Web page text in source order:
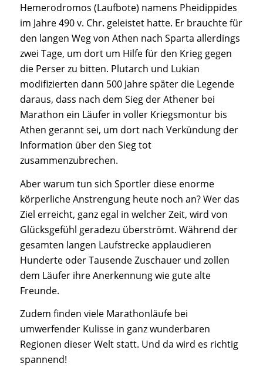
Hemerodromos (Laufbote) namens Pheidippides
im Jahre 490 v. Chr. geleistet hatte. Er brauchte für
den langen Weg von Athen nach Sparta allerdings
zwei Tage, um dort um Hilfe für den Krieg gegen
die Perser zu bitten. Plutarch und Lukian
modifizierten dann 500 Jahre später die Legende
daraus, dass nach dem Sieg der Athener bei
Marathon ein Läufer in voller Kriegsmontur bis
Athen gerannt sei, um dort nach Verkündung der
Information über den Sieg tot
zusammenzubrechen.
Aber warum tun sich Sportler diese enorme
körperliche Anstrengung heute noch an? Wer das
Ziel erreicht, ganz egal in welcher Zeit, wird von
Glücksgefühl geradezu überströmt. Während der
gesamten langen Laufstrecke applaudieren
Hunderte oder Tausende Zuschauer und zollen
dem Läufer ihre Anerkennung wie gute alte
Freunde.
Zudem finden viele Marathonläufe bei
umwerfender Kulisse in ganz wunderbaren
Regionen dieser Welt statt. Und da wird es richtig
spannend!